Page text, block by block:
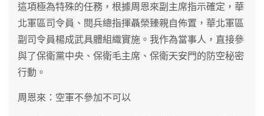
這項極為特殊的任務，根據周恩來副主席指示確定，華
北軍區司令員、閱兵總指揮聶榮臻親自佈置，華北軍區
副司令員楊成武具體組織實施。我作為當事人，直接參
與了保衛黨中央、保衛毛主席、保衛天安門的防空秘密
行動。
周恩來：空軍不參加不可以